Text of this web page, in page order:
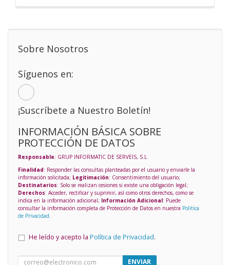
Sobre Nosotros
Síguenos en:
¡Suscríbete a Nuestro Boletín!
INFORMACIÓN BÁSICA SOBRE
PROTECCIÓN DE DATOS
Responsable: GRUP INFORMATIC DE SERVEIS, S.L
Finalidad: Responder las consultas planteadas por el usuario y enviarle la
información solicitada; Legitimación: Consentimiento del usuario;
Destinatarios: Solo se realizan cesiones si existe una obligación legal;
Derechos: Acceder, rectificar y suprimir, así como otros derechos, como se
indica en la información adicional; Información Adicional: Puede
consultar la información completa de Protección de Datos en nuestra Política
de Privacidad
He leído y acepto la Política de Privacidad.
ENVIAR